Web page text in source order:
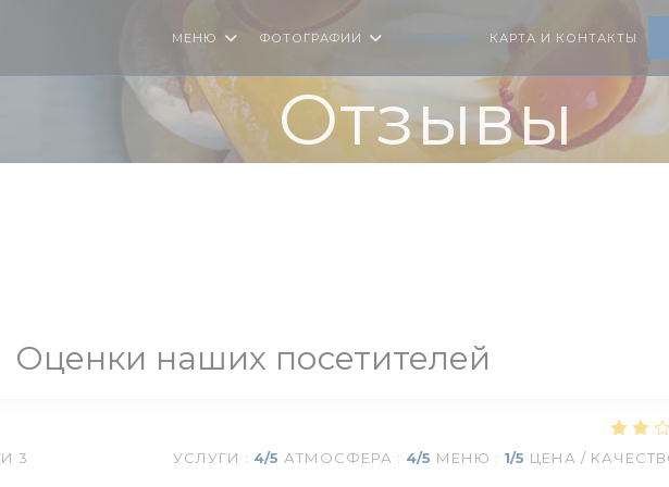
МЕНЮ ФОТОГРАФИИ ОТЗЫВЫ КАРТА И КОНТАКТЫ
Отзывы
Оценки наших посетителей
3 УСЛУГИ : 4/5 АТМОСФЕРА : 4/5 МЕНЮ : 1/5 ЦЕНА /